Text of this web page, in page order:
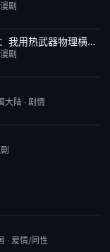
剧
10.0两界穿梭：我用热武器物理横推修真界
剧
大陆 · 剧情
集
· 爱情/同性